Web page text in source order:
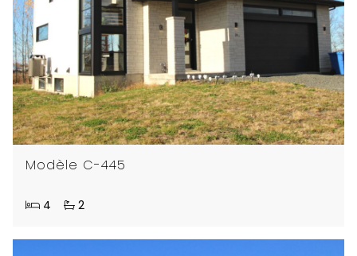
Modèle C-445
4 2